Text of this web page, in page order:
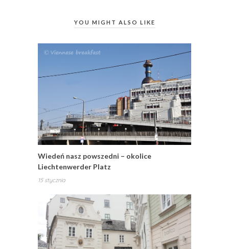
YOU MIGHT ALSO LIKE
Wiedeń nasz powszedni – okolice
Liechtenwerder Platz
15 stycznia